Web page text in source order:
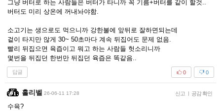
그냥 버터로 하는 사람들은 버터가 타니까 꼭 기름+버터를 같이 할것..
버터도 미리 상온에 꺼내놔야함.
소고기는 생으로도 먹으니까 강한불에 앞뒤로 잘하면되는데
겉이 타지만 않게 30~ 50초마다 계속 뒤집어도 문제 없음.
빨리 뒤집으면 육즙이고 뭐고 하는 사람들 헛소리니까
몇번을 뒤집던 한번만 뒤집던 육즙은 똑같음..
답글 0
0
홀리벨 26-06-11 17:28 신고 공감 확인
수육?